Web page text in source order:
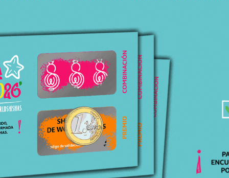
PERSONALIZADA
GRATIS
Para pedidos superiores a 30€ en península.